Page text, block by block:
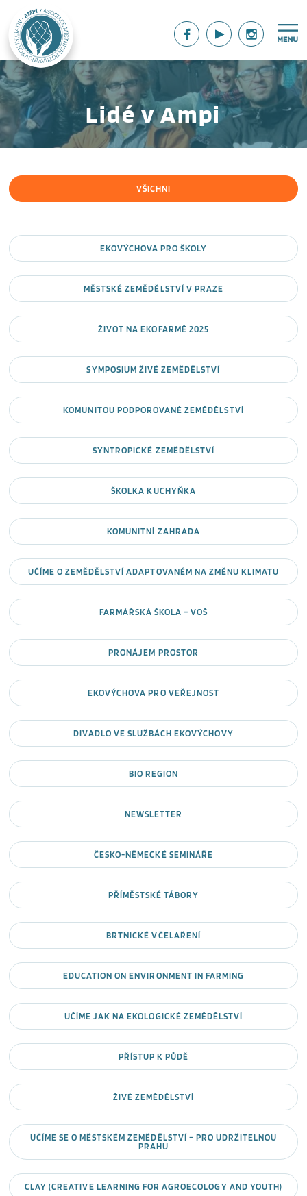
Lidé v Ampi
VŠICHNI
EKOVÝCHOVA PRO ŠKOLY
MĚSTSKÉ ZEMĚDĚLSTVÍ V PRAZE
ŽIVOT NA EKOFARMĚ 2025
SYMPOSIUM ŽIVÉ ZEMĚDĚLSTVÍ
KOMUNITOU PODPOROVANÉ ZEMĚDĚLSTVÍ
SYNTROPICKÉ ZEMĚDĚLSTVÍ
ŠKOLKA KUCHYŇKA
KOMUNITNÍ ZAHRADA
UČÍME O ZEMĚDĚLSTVÍ ADAPTOVANÉM NA ZMĚNU KLIMATU
FARMÁŘSKÁ ŠKOLA – VOŠ
PRONÁJEM PROSTOR
EKOVÝCHOVA PRO VEŘEJNOST
DIVADLO VE SLUŽBÁCH EKOVÝCHOVY
BIO REGION
NEWSLETTER
ČESKO-NĚMECKÉ SEMINÁŘE
PŘÍMĚSTSKÉ TÁBORY
BRTNICKÉ VČELAŘENÍ
EDUCATION ON ENVIRONMENT IN FARMING
UČÍME JAK NA EKOLOGICKÉ ZEMĚDĚLSTVÍ
PŘÍSTUP K PŮDĚ
ŽIVÉ ZEMĚDĚLSTVÍ
UČÍME SE O MĚSTSKÉM ZEMĚDĚLSTVÍ – PRO UDRŽITELNOU
PRAHU
CLAY (CREATIVE LEARNING FOR AGROECOLOGY AND YOUTH)